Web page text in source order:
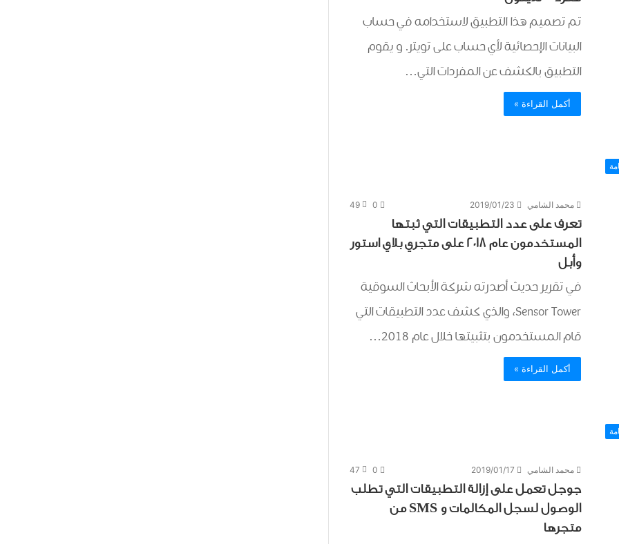
تم تصميم هذا التطبيق لاستخدامه في حساب
البيانات الإحصائية لأي حساب على تويتر. و يقوم
التطبيق بالكشف عن المفردات التي…
أكمل القراءة »
محمد الشامي 2019/01/23
0
49
تعرف على عدد التطبيقات التي ثبتها
المستخدمون عام 2018 على متجري بلاي استور
وأبل
في تقرير حديث أصدرته شركة الأبحاث السوقية
Sensor Tower، والذي كشف عدد التطبيقات التي
قام المستخدمون بتثبيتها خلال عام 2018…
أكمل القراءة »
محمد الشامي 2019/01/17
0
47
جوجل تعمل على إزالة التطبيقات التي تطلب
الوصول لسجل المكالمات و SMS من
متجرها